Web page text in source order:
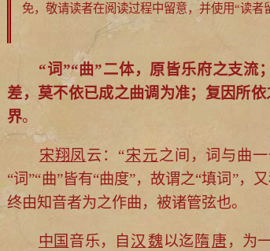
免，敬请读者在阅读过程中留意，并使用“读者
“词”“曲”二体，原皆乐府之支流
差，莫不依已成之曲调为准；复因所
界。
宋翔凤云：“宋元之间，词与曲
“词”“曲”皆有“曲度”，故谓之“填词”，
终由知音者为之作曲，被诸管弦也。
中国 音乐，自 汉魏以迄隋唐 ，为